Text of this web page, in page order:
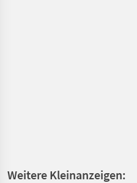
Weitere Kleinanzeigen: